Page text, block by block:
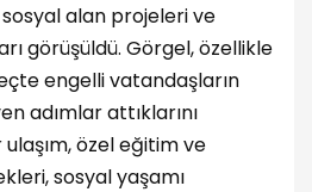
alan projeleri ve
görüşüldü. Görgel, özellikle
engelli vatandaşların
adımlar attıklarını
özel eğitim ve
sosyal yaşamı